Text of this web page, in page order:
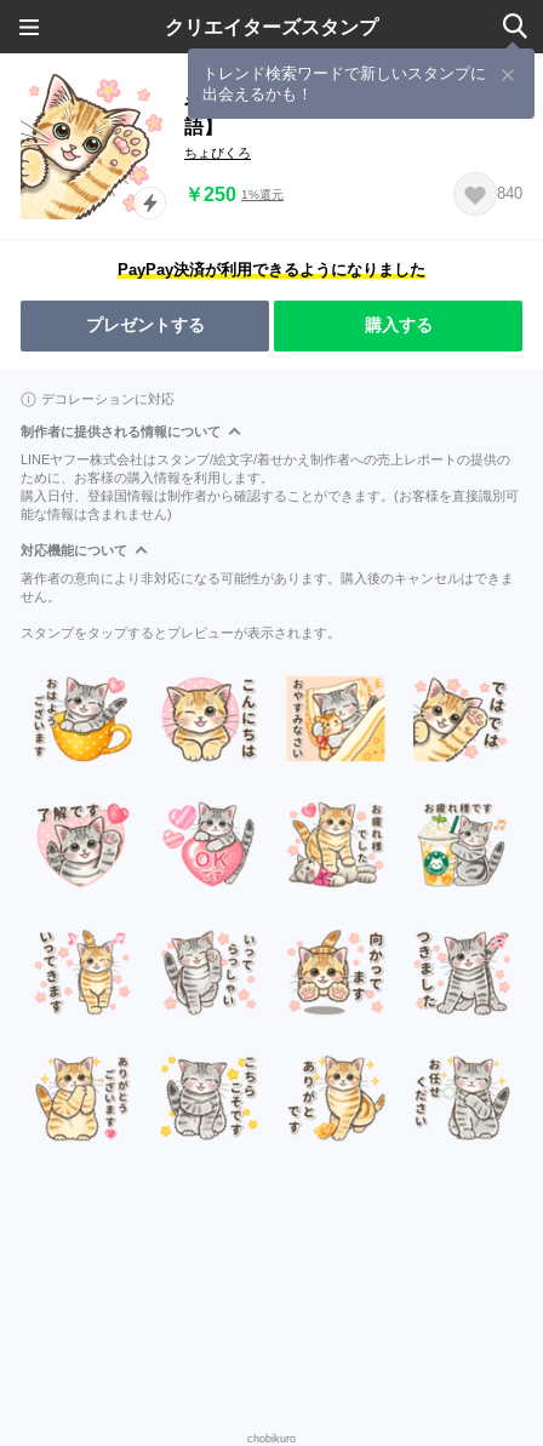
クリエイターズスタンプ
トレンド検索ワードで新しいスタンプに
出会えるかも！
やさしい子猫のポップアップ3.5【丁寧
語】
ちょびくろ
￥250 1%還元 840
PayPay決済が利用できるようになりました
プレゼントする 購入する
デコレーションに対応
制作者に提供される情報について
LINEヤフー株式会社はスタンプ/絵文字/着せかえ制作者への売上レポートの提供の
ために、お客様の購入情報を利用します。
購入日付、登録国情報は制作者から確認することができます。(お客様を直接識別可
能な情報は含まれません)
対応機能について
著作者の意向により非対応になる可能性があります。購入後のキャンセルはできま
せん。
スタンプをタップするとプレビューが表示されます。
chobikuro